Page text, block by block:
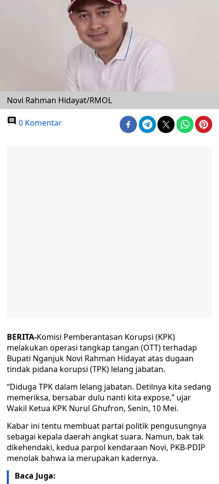
Novi Rahman Hidayat/RMOL
0 Komentar
BERITA-Komisi Pemberantasan Korupsi (KPK)
melakukan operasi tangkap tangan (OTT) terhadap
Bupati Nganjuk Novi Rahman Hidayat atas dugaan
tindak pidana korupsi (TPK) lelang jabatan.
“Diduga TPK dalam lelang jabatan. Detilnya kita sedang
memeriksa, bersabar dulu nanti kita expose,” ujar
Wakil Ketua KPK Nurul Ghufron, Senin, 10 Mei.
Kabar ini tentu membuat partai politik pengusungnya
sebagai kepala daerah angkat suara. Namun, bak tak
dikehendaki, kedua parpol kendaraan Novi, PKB-PDIP
menolak bahwa ia merupakan kadernya.
Baca Juga: